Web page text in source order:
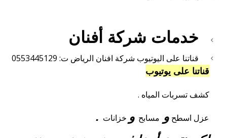
خدمات شركة أفنان
قناتنا على اليوتيوب شركة افنان الرياض ت: 0553445129
قناتنا على يوتيوب
كشف تسربات المياه .
عزل اسطح و مسابح و خزانات .